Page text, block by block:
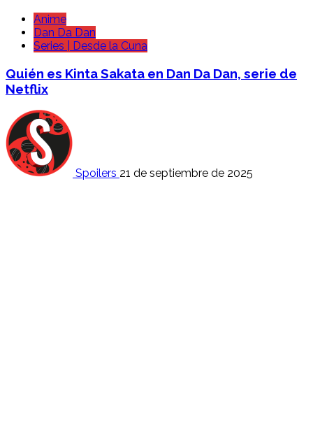
Anime
Dan Da Dan
Series | Desde la Cuna
Quién es Kinta Sakata en Dan Da Dan, serie de
Netflix
Spoilers 21 de septiembre de 2025